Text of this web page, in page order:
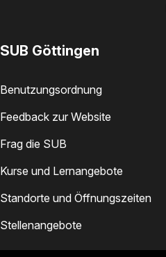
SUB Göttingen
Benutzungsordnung
Feedback zur Website
Frag die SUB
Kurse und Lernangebote
Standorte und Öffnungszeiten
Stellenangebote